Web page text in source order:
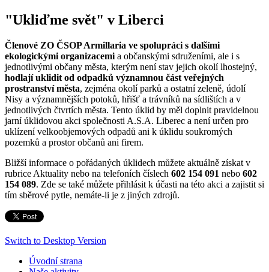
"Ukliďme svět" v Liberci
Členové ZO ČSOP Armillaria ve spolupráci s dalšími
ekologickými organizacemi a občanskými sdruženími, ale i s
jednotlivými občany města, kterým není stav jejich okolí lhostejný,
hodlají uklidit od odpadků významnou část veřejných
prostranství města, zejména okolí parků a ostatní zeleně, údolí
Nisy a významnějších potoků, hřišť a trávníků na sídlištích a v
jednotlivých čtvrtích města. Tento úklid by měl doplnit pravidelnou
jarní úklidovou akci společnosti A.S.A. Liberec a není určen pro
uklízení velkoobjemových odpadů ani k úklidu soukromých
pozemků a prostor občanů ani firem.
Bližší informace o pořádaných úklidech můžete aktuálně získat v
rubrice Aktuality nebo na telefoních číslech 602 154 091 nebo 602
154 089. Zde se také můžete přihlásit k účasti na této akci a zajistit si
tím sběrové pytle, nemáte-li je z jiných zdrojů.
Switch to Desktop Version
Úvodní strana